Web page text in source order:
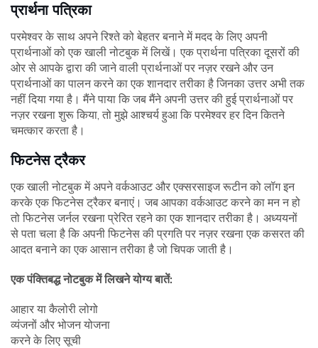
प्रार्थना पत्रिका
परमेश्वर के साथ अपने रिश्ते को बेहतर बनाने में मदद के लिए अपनी
प्रार्थनाओं को एक खाली नोटबुक में लिखें। एक प्रार्थना पत्रिका दूसरों की
ओर से आपके द्वारा की जाने वाली प्रार्थनाओं पर नज़र रखने और उन
प्रार्थनाओं का पालन करने का एक शानदार तरीका है जिनका उत्तर अभी तक
नहीं दिया गया है। मैंने पाया कि जब मैंने अपनी उत्तर की हुई प्रार्थनाओं पर
नज़र रखना शुरू किया, तो मुझे आश्चर्य हुआ कि परमेश्वर हर दिन कितने
चमत्कार करता है।
फिटनेस ट्रैकर
एक खाली नोटबुक में अपने वर्कआउट और एक्सरसाइज रूटीन को लॉग इन
करके एक फिटनेस ट्रैकर बनाएं। जब आपका वर्कआउट करने का मन न हो
तो फिटनेस जर्नल रखना प्रेरित रहने का एक शानदार तरीका है। अध्ययनों
से पता चला है कि अपनी फिटनेस की प्रगति पर नज़र रखना एक कसरत की
आदत बनाने का एक आसान तरीका है जो चिपक जाती है।
एक पंक्तिबद्ध नोटबुक में लिखने योग्य बातें:
आहार या कैलोरी लोगो
व्यंजनों और भोजन योजना
करने के लिए सूची